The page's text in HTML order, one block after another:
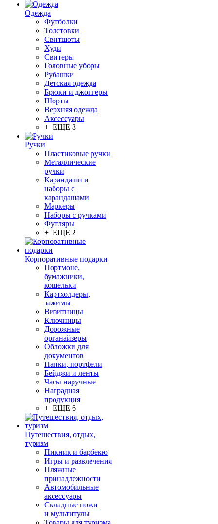
Одежда
Футболки
Толстовки
Свитшоты
Худи
Свитеры
Головные уборы
Рубашки
Детская одежда
Брюки и джоггеры
Шорты
Верхняя одежда
Аксессуары
+ ЕЩЕ 8
Ручки
Пластиковые ручки
Металлические
ручки
Карандаши и
наборы с
карандашами
Маркеры
Наборы с ручками
Футляры
+ ЕЩЕ 2
Корпоративные подарки
Портмоне,
бумажники,
кошельки
Картхолдеры,
зажимы
Визитницы
Ключницы
Дорожные
органайзеры
Обложки для
документов
Папки, портфели
Бейджи и ленты
Часы наручные
Наградная
продукция
+ ЕЩЕ 6
Путешествия, отдых,
туризм
Пикник и барбекю
Игры и развлечения
Пляжные
принадлежности
Автомобильные
аксессуары
Складные ножи
и мультитулы
Товары для туризма